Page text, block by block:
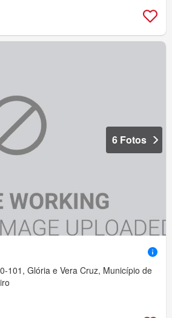
6 Fotos
101, Glória e Vera Cruz, Município de